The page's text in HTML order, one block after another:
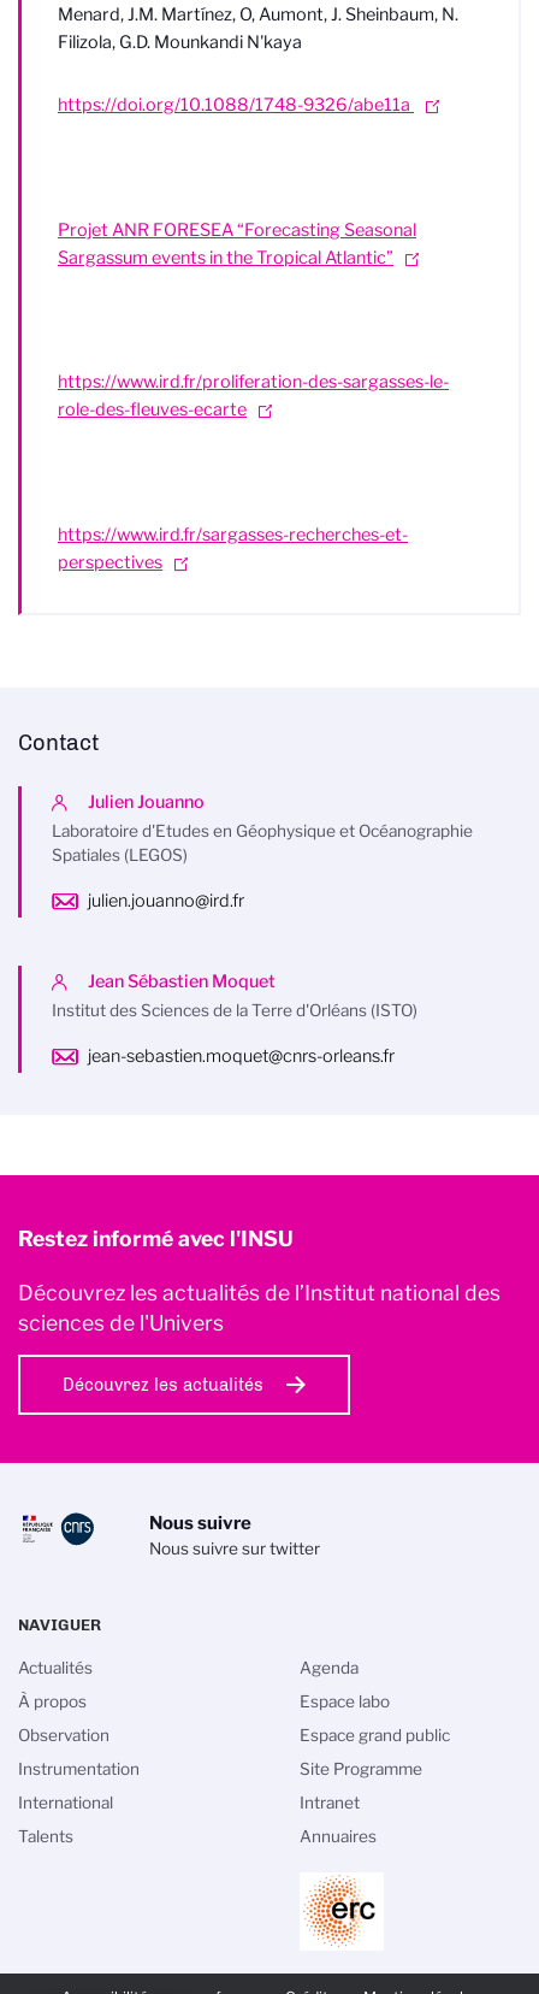
Menard, J.M. Martínez, O, Aumont, J. Sheinbaum, N.
Filizola, G.D. Mounkandi N'kaya
https://doi.org/10.1088/1748-9326/abe11a
Projet ANR FORESEA “Forecasting Seasonal
Sargassum events in the Tropical Atlantic”
https://www.ird.fr/proliferation-des-sargasses-le-
role-des-fleuves-ecarte
https://www.ird.fr/sargasses-recherches-et-
perspectives
Contact
Julien Jouanno
Laboratoire d'Etudes en Géophysique et Océanographie
Spatiales (LEGOS)
julien.jouanno@ird.fr
Jean Sébastien Moquet
Institut des Sciences de la Terre d'Orléans (ISTO)
jean-sebastien.moquet@cnrs-orleans.fr
Restez informé avec l'INSU
Découvrez les actualités de l’Institut national des
sciences de l'Univers
Découvrez les actualités
Nous suivre
Nous suivre sur twitter
NAVIGUER
Actualités
À propos
Observation
Instrumentation
International
Talents
Agenda
Espace labo
Espace grand public
Site Programme
Intranet
Annuaires